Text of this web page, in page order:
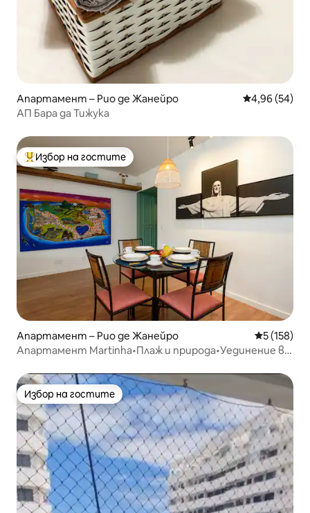
Апартамент – Рио де Жанейро Средна
4,96 (54)
АП Бара да Тижука
Най-популярен избор на гостите
Избор на гостите
Апартамент – Рио де Жанейро Средна
5 (158)
Апартамент Martinha•Плаж и природа•Уединение в
Избор на гостите
Избор на гостите